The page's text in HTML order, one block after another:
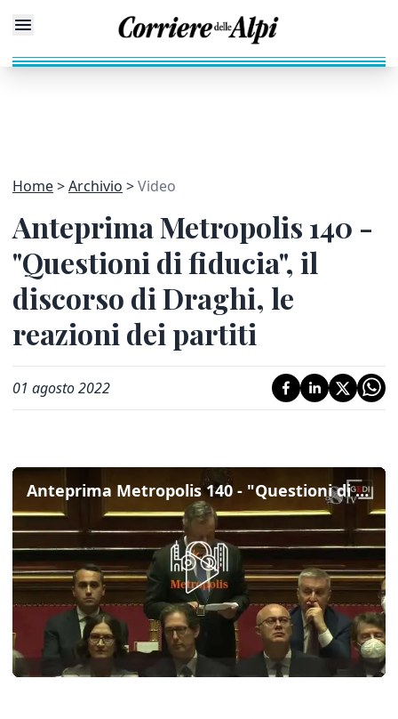
Home Archivio Video
Anteprima Metropolis 140 -
"Questioni di fiducia", il
discorso di Draghi, le
reazioni dei partiti
01 agosto 2022
Anteprima Metropolis 140 - "Questioni di fiducia", il discorso di Draghi, le reazioni dei partiti